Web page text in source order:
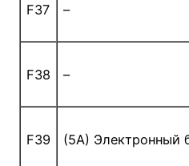
F37 –
F38 –
F39 (5A) Электронный